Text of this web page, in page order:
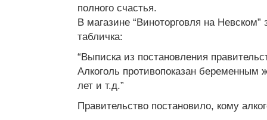
полного счастья.
В магазине “Виноторговля на Невском”
табличка:
“Выписка из постановления
Алкоголь противопоказан
лет и т.д.”
Правительство постановило, кому